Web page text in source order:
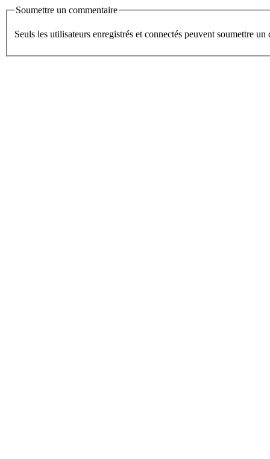
Soumettre un commentaire
Seuls les utilisateurs enregistrés et connectés peuvent soumettre un